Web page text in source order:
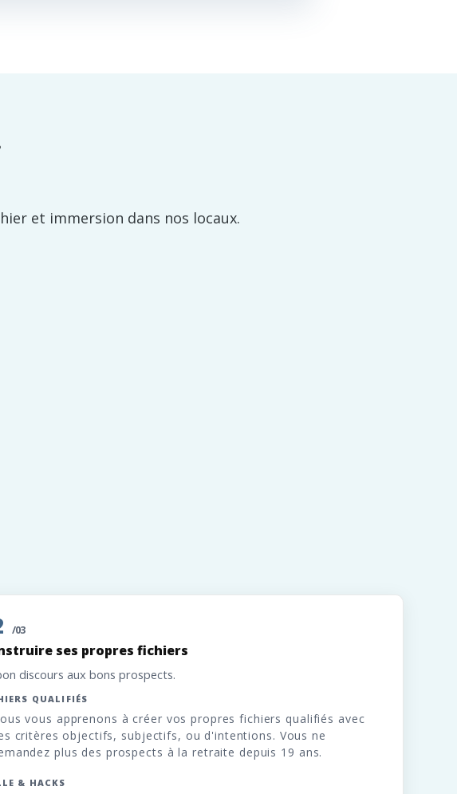
et immersion dans nos locaux.
/03
ses propres fichiers
discours aux bons prospects.
QUALIFIÉS
vous apprenons à créer vos propres fichiers qualifiés avec
critères objectifs, subjectifs, ou d'intentions. Vous ne
plus des prospects à la retraite depuis 19 ans.
& HACKS